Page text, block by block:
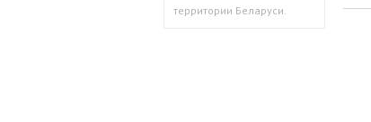
территории Беларуси.